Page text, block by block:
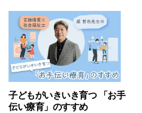
子どもがいきいき育つ 「お手
伝い療育」のすすめ